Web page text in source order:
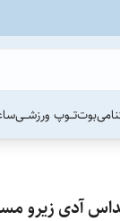
بوتتــوپ ورزشــی